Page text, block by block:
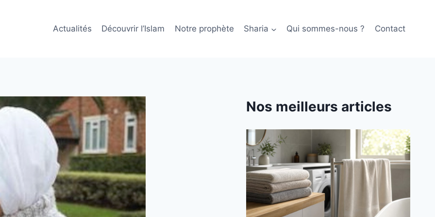
Actualités Découvrir l’Islam Notre prophète Sharia Qui sommes-nous ? Contact
Nos meilleurs articles